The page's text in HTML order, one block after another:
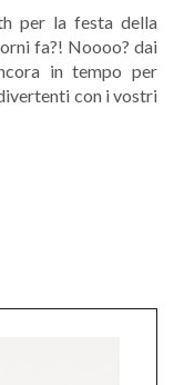
per la festa della
fa?! Noooo? dai
in tempo per
con i vostri